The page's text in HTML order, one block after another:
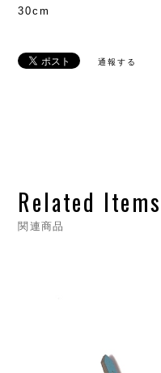
30cm
通報する
Related Items
関連商品